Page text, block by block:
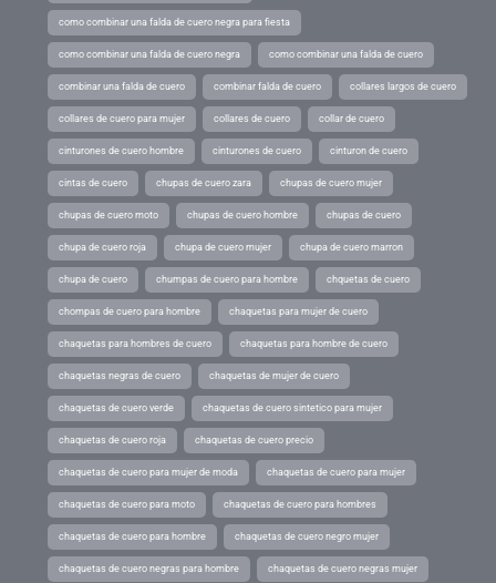
como combinar una falda de cuero negra para fiesta
como combinar una falda de cuero negra como combinar una falda de cuero
combinar una falda de cuero combinar falda de cuero collares largos de cuero
collares de cuero para mujer collares de cuero collar de cuero
cinturones de cuero hombre cinturones de cuero cinturon de cuero
cintas de cuero chupas de cuero zara chupas de cuero mujer
chupas de cuero moto chupas de cuero hombre chupas de cuero
chupa de cuero roja chupa de cuero mujer chupa de cuero marron
chupa de cuero chumpas de cuero para hombre chquetas de cuero
chompas de cuero para hombre chaquetas para mujer de cuero
chaquetas para hombres de cuero chaquetas para hombre de cuero
chaquetas negras de cuero chaquetas de mujer de cuero
chaquetas de cuero verde chaquetas de cuero sintetico para mujer
chaquetas de cuero roja chaquetas de cuero precio
chaquetas de cuero para mujer de moda chaquetas de cuero para mujer
chaquetas de cuero para moto chaquetas de cuero para hombres
chaquetas de cuero para hombre chaquetas de cuero negro mujer
chaquetas de cuero negras para hombre chaquetas de cuero negras mujer